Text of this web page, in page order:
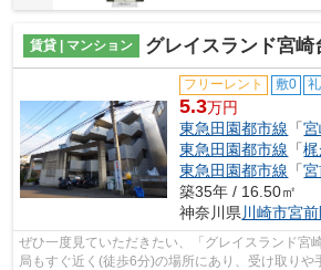
賃貸 | マンション グレイスランド宮崎
フリーレント 敷0
5.3万円
東急田園都市線 「
東急田園都市線 「
東急田園都市線 「
築35年 / 16.50㎡
神奈川県 川崎市宮
ぜひ一度見ていただきたい、「グレイスランド宮
局もすぐ近く(徒歩6分)の場所にあり、受け取りや